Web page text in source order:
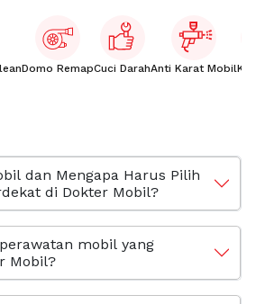
Domo RemapCuci DarahAnti Karat Mobil
dan Mengapa Harus Pilih
di Dokter Mobil?
mobil yang
Mobil?